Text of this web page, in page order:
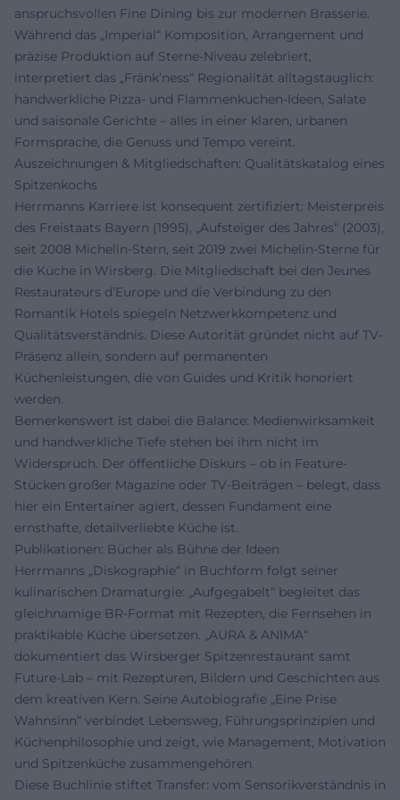
anspruchsvollen Fine Dining bis zur modernen Brasserie.
Während das „Imperial“ Komposition, Arrangement und
präzise Produktion auf Sterne-Niveau zelebriert,
interpretiert das „Fränk’ness“ Regionalität alltagstauglich:
handwerkliche Pizza- und Flammenkuchen-Ideen, Salate
und saisonale Gerichte – alles in einer klaren, urbanen
Formsprache, die Genuss und Tempo vereint.
Auszeichnungen & Mitgliedschaften: Qualitätskatalog eines
Spitzenkochs
Herrmanns Karriere ist konsequent zertifiziert: Meisterpreis
des Freistaats Bayern (1995), „Aufsteiger des Jahres“ (2003),
seit 2008 Michelin-Stern, seit 2019 zwei Michelin-Sterne für
die Küche in Wirsberg. Die Mitgliedschaft bei den Jeunes
Restaurateurs d’Europe und die Verbindung zu den
Romantik Hotels spiegeln Netzwerkkompetenz und
Qualitätsverständnis. Diese Autorität gründet nicht auf TV-
Präsenz allein, sondern auf permanenten
Küchenleistungen, die von Guides und Kritik honoriert
werden.
Bemerkenswert ist dabei die Balance: Medienwirksamkeit
und handwerkliche Tiefe stehen bei ihm nicht im
Widerspruch. Der öffentliche Diskurs – ob in Feature-
Stücken großer Magazine oder TV-Beiträgen – belegt, dass
hier ein Entertainer agiert, dessen Fundament eine
ernsthafte, detailverliebte Küche ist.
Publikationen: Bücher als Bühne der Ideen
Herrmanns „Diskographie“ in Buchform folgt seiner
kulinarischen Dramaturgie: „Aufgegabelt“ begleitet das
gleichnamige BR-Format mit Rezepten, die Fernsehen in
praktikable Küche übersetzen. „AURA & ANIMA“
dokumentiert das Wirsberger Spitzenrestaurant samt
Future-Lab – mit Rezepturen, Bildern und Geschichten aus
dem kreativen Kern. Seine Autobiografie „Eine Prise
Wahnsinn“ verbindet Lebensweg, Führungsprinzipien und
Küchenphilosophie und zeigt, wie Management, Motivation
und Spitzenküche zusammengehören.
Diese Buchlinie stiftet Transfer: vom Sensorikverständnis in